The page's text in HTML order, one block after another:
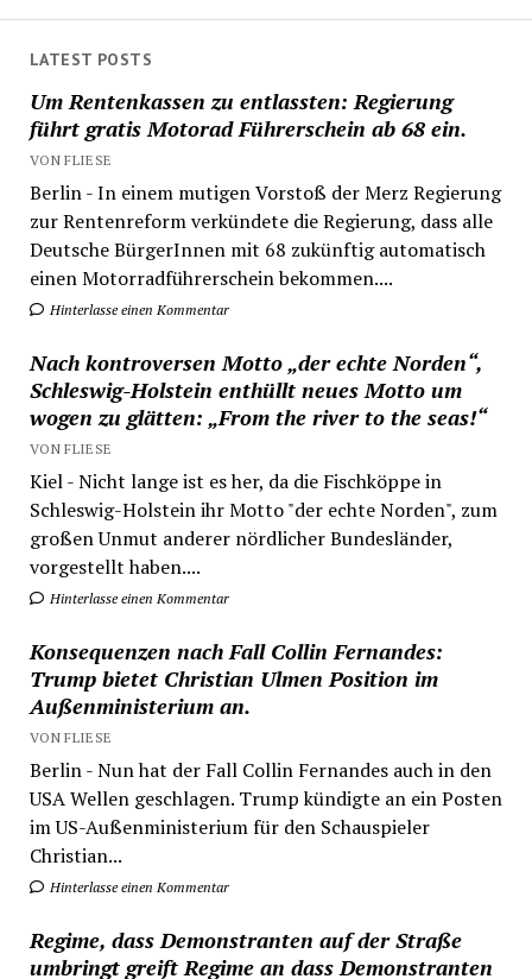
LATEST POSTS
Um Rentenkassen zu entlassten: Regierung
führt gratis Motorad Führerschein ab 68 ein.
VON FLIESE
Berlin - In einem mutigen Vorstoß der Merz Regierung
zur Rentenreform verkündete die Regierung, dass alle
Deutsche BürgerInnen mit 68 zukünftig automatisch
einen Motorradführerschein bekommen....
Hinterlasse einen Kommentar
Nach kontroversen Motto „der echte Norden“,
Schleswig-Holstein enthüllt neues Motto um
wogen zu glätten: „From the river to the seas!“
VON FLIESE
Kiel - Nicht lange ist es her, da die Fischköppe in
Schleswig-Holstein ihr Motto "der echte Norden", zum
großen Unmut anderer nördlicher Bundesländer,
vorgestellt haben....
Hinterlasse einen Kommentar
Konsequenzen nach Fall Collin Fernandes:
Trump bietet Christian Ulmen Position im
Außenministerium an.
VON FLIESE
Berlin - Nun hat der Fall Collin Fernandes auch in den
USA Wellen geschlagen. Trump kündigte an ein Posten
im US-Außenministerium für den Schauspieler
Christian...
Hinterlasse einen Kommentar
Regime, dass Demonstranten auf der Straße
umbringt greift Regime an dass Demonstranten